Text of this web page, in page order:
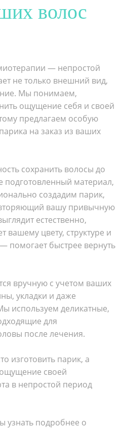
волос
— непростой
не только внешний вид,
Мы понимаем,
ощущение себя и своей
предлагаем особую
на заказ из ваших
сохранить волосы до
подготовленный материал,
создадим парик,
вашу привычную
естественно,
вашему цвету, структуре и
помогает быстрее вернуть
вручную с учетом ваших
укладки и даже
используем деликатные,
для
после лечения.
изготовить парик, а
своей
в непростой период
узнать подробнее о